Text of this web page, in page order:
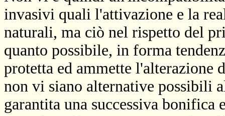
invasivi quali l'attivazione e la
naturali, ma ciò nel rispetto del
quanto possibile, in forma
protetta ed ammette l'alterazione
non vi siano alternative possibili
garantita una successiva